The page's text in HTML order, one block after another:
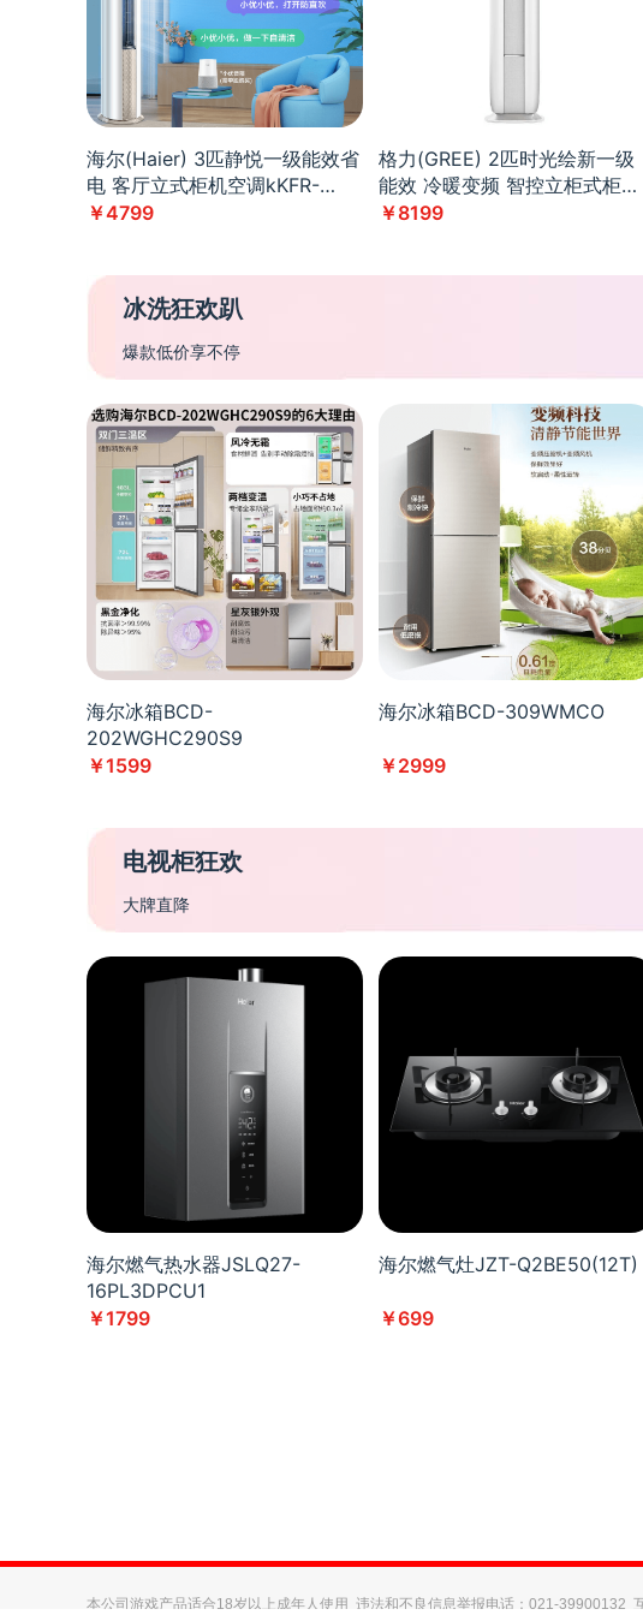
海尔(Haier) 3匹静悦一级能效省
电 客厅立式柜机空调kKFR-
72LW/28KCA81U1
￥4799
格力(GREE) 2匹时光绘新一级
能效 冷暖变频 智控立柜式柜机
空调KFR-
￥8199
冰洗狂欢趴
爆款低价享不停
海尔冰箱BCD-
202WGHC290S9
￥1599
海尔冰箱BCD-309WMCO
￥2999
电视柜狂欢
大牌直降
海尔燃气热水器JSLQ27-
16PL3DPCU1
￥1799
海尔燃气灶JZT-Q2BE50(12T)
￥699
本公司游戏产品适合18岁以上成年人使用 违法和不良信息举报电话：021-39900132